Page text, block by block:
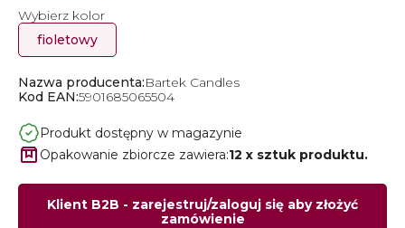
Wybierz kolor
fioletowy
Nazwa producenta:Bartek Candles
Kod EAN:5901685065504
Produkt dostępny w magazynie
Opakowanie zbiorcze zawiera:12 x sztuk produktu.
Klient B2B - zarejestruj/zaloguj się aby złożyć
zamówienie